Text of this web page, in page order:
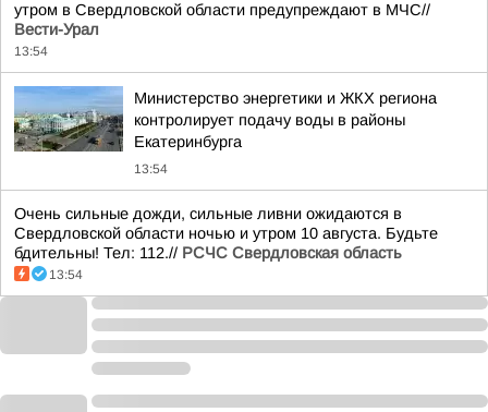
утром в Свердловской области предупреждают в МЧС//
Вести-Урал
13:54
Министерство энергетики и ЖКХ региона
контролирует подачу воды в районы
Екатеринбурга
13:54
Очень сильные дожди, сильные ливни ожидаются в
Свердловской области ночью и утром 10 августа. Будьте
бдительны! Тел: 112.// РСЧС Свердловская область
13:54